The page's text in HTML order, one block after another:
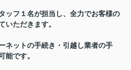
ッフ１名が担当し、全力でお客様の
いただきます。
ネットの手続き・引越し業者の手
能です。